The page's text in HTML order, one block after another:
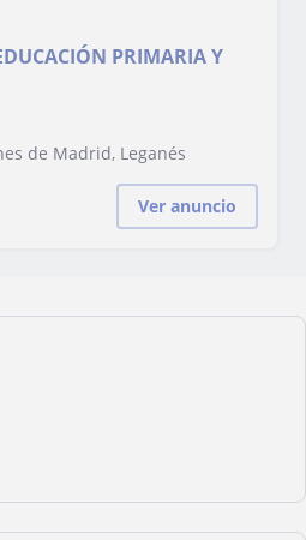
PRIMARIA Y
de Madrid, Leganés
Ver anuncio